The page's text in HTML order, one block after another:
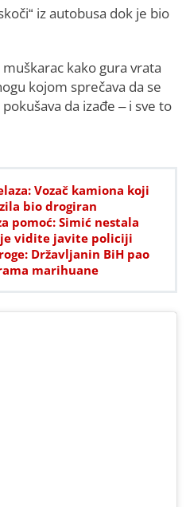
iz autobusa dok je bio
kako gura vrata
kojom sprečava da se
da izađe – i sve to
Vozač kamiona koji
bio drogiran
pomoć: Simić nestala
je vidite javite policiji
Državljanin BiH pao
marihuane